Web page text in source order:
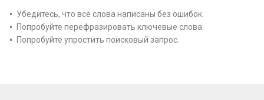
Убедитесь, что все слова написаны без ошибок.
Попробуйте перефразировать ключевые слова.
Попробуйте упростить поисковый запрос.